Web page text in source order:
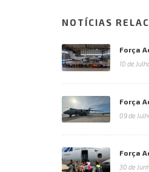
NOTÍCIAS
Força
10 de
Força
09 de
Força
30 de